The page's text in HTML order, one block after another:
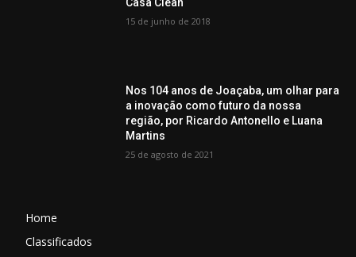
15 de junho de 2018
Nos 104 anos de Joaçaba, um olhar para
a inovação como futuro da nossa
região, por Ricardo Antonello e Luana
Martins
25 de agosto de 2021
Home
Classificados